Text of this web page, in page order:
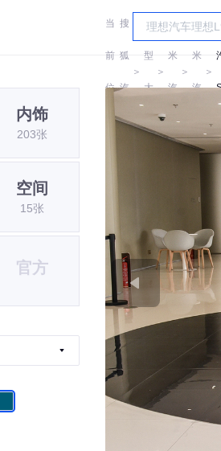
当
前
位
置:
搜
狐
汽
车
＞
车
型
大
＞
小
米
汽
车
＞
小
米
汽
＞
内饰
203张
空间
15张
官方